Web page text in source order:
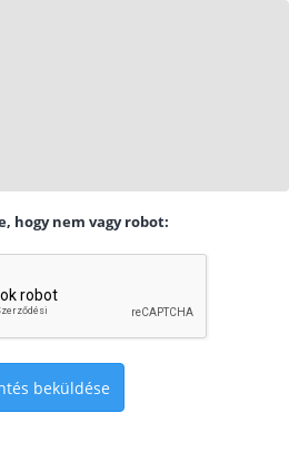
hogy nem vagy robot:
beküldése